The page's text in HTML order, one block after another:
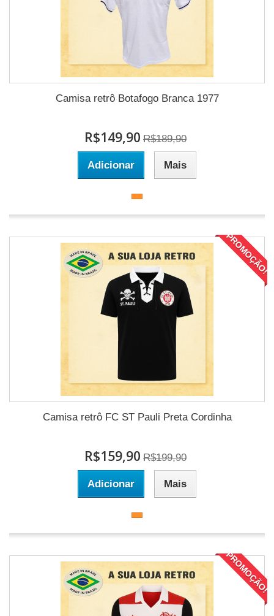
Camisa retrô Botafogo Branca 1977
R$149,90 R$189,90
Adicionar Mais
PROMOÇÃO!
Camisa retrô FC ST Pauli Preta Cordinha
R$159,90 R$199,90
Adicionar Mais
PROMOÇÃO!